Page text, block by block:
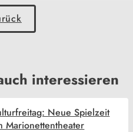
interessieren
Neue Spielzeit
Marionettentheater